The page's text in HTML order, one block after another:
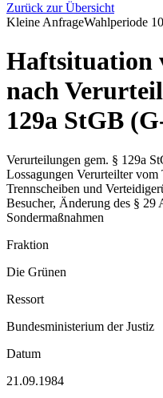
Zurück zur Übersicht
Kleine AnfrageWahlperiode 10
Haftsituation
nach
129a StGB
Verurteilungen gem. § 129a
Lossagungen Verurteilter
Trennscheiben und
Besucher, Änderung des §
Sondermaßnahmen
Fraktion
Die Grünen
Ressort
Bundesministerium der Justiz
Datum
21.09.1984